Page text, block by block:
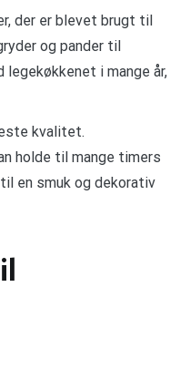
der er blevet brugt til
og pander til
i mange år,
kvalitet.
holde til mange timers
en smuk og dekorativ